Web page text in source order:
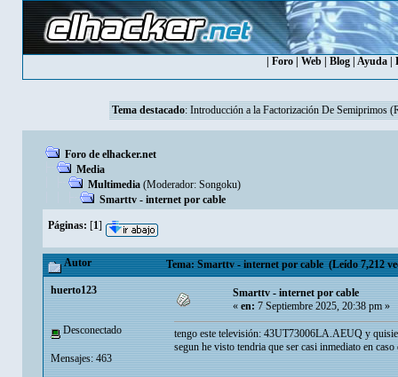
Foro| Web| Blog| Ayuda|
Tema destacado: Introducción a la Factorización De Semiprimos
Foro de elhacker.net
Media
Multimedia (Moderador: Songoku)
Smarttv - internet por cable
Páginas: [1]
Autor Tema: Smarttv - internet por cable (Leído 7,212
huerto123
Desconectado
Mensajes: 463
Smarttv - internet por cable
«en:7 Septiembre 2025, 20:38 pm »
tengo este televisión: 43UT73006LA.AEUQ y
segun he visto tendria que ser casi inmediato en